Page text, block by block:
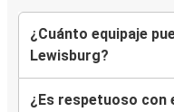
¿Cuánto equipaje
Lewisburg?
¿Es respetuoso con